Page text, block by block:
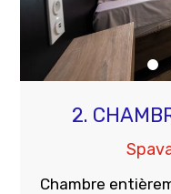
2.
Chambre